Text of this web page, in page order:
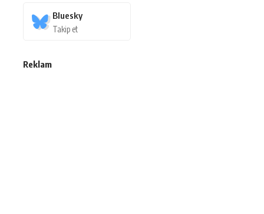
Bluesky
Takip et
Reklam